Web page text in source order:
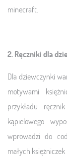
minecraft.
2. Ręczniki dla
Dla dziewczynki
motywami
przykładu
kąpielowego
wprowadzi do
małych